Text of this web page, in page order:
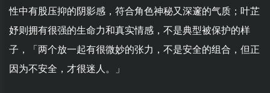
性中有股压抑的阴影感，符合角色神秘又深邃的气质；叶芷
妤则拥有很强的生命力和真实情感，不是典型被保护的样
子，「两个放一起有很微妙的张力，不是安全的组合，但正
因为不安全，才很迷人。」